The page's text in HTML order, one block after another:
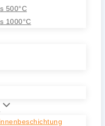
500°C
1000°C